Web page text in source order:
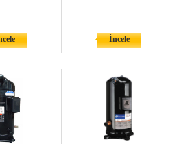
İncele